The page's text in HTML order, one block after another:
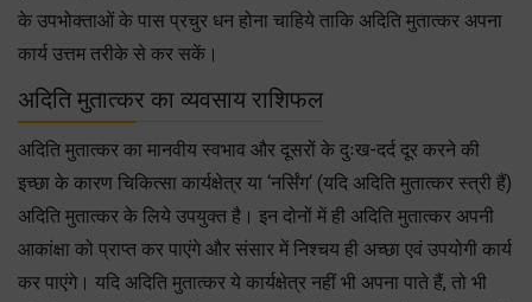
के उपभोक्ताओं के पास प्रचुर धन होना चाहिये ताकि अदिति मुतात्कर अपना
कार्य उत्तम तरीके से कर सकें।
अदिति मुतात्कर का व्यवसाय राशिफल
अदिति मुतात्कर का मानवीय स्वभाव और दूसरों के दुःख-दर्द दूर करने की
इच्छा के कारण चिकित्सा कार्यक्षेत्र या ‘नर्सिंग‘ (यदि अदिति मुतात्कर स्त्री हैं)
अदिति मुतात्कर के लिये उपयुक्त है। इन दोनों में ही अदिति मुतात्कर अपनी
आकांक्षा को प्राप्त कर पाएंगे और संसार में निश्चय ही अच्छा एवं उपयोगी कार्य
कर पाएंगे। यदि अदिति मुतात्कर ये कार्यक्षेत्र नहीं भी अपना पाते हैं, तो भी